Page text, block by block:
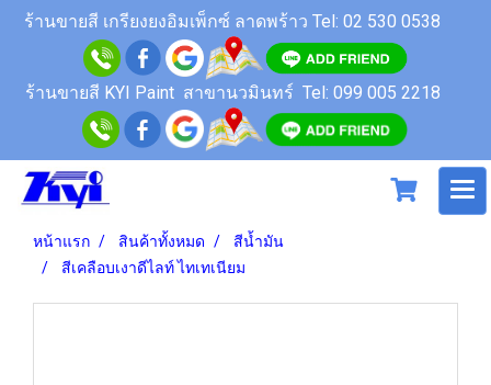
ร้านขายสี เกรียงยงอิมเพ็กซ์ ลาดพร้าว Tel: 02 530 0538
ร้านขายสี KYI Paint สาขานวมินทร์ Tel: 099 005 2218
หน้าแรก สินค้าทั้งหมด
สีน้ำมัน
สีเคลือบเงาดีไลท์ ไทเทเนียม